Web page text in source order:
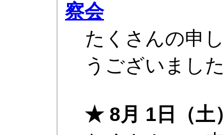
察会
たくさんの申
うございまし
★ 8月 1日（土